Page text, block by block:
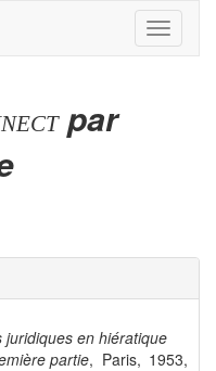
Toggle
par
juridiques en hiératique
partie, Paris, 1953,